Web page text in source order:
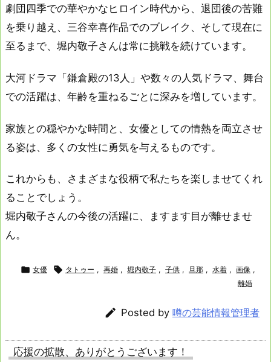
劇団四季での華やかなヒロイン時代から、退団後の苦難
を乗り越え、三谷幸喜作品でのブレイク、そして現在に
至るまで、堀内敬子さんは常に挑戦を続けています。
大河ドラマ「鎌倉殿の13人」や数々の人気ドラマ、舞台
での活躍は、年齢を重ねるごとに深みを増しています。
家族との穏やかな時間と、女優としての情熱を両立させ
る姿は、多くの女性に勇気を与えるものです。
これからも、さまざまな役柄で私たちを楽しませてくれ
ることでしょう。
堀内敬子さんの今後の活躍に、ますます目が離せませ
ん。
 女優  タトゥー , 再婚 , 堀内敬子 , 子供 , 旦那 , 水着 , 画像 ,
離婚
 Posted by 噂の芸能情報管理者
応援の拡散、ありがとうございます！